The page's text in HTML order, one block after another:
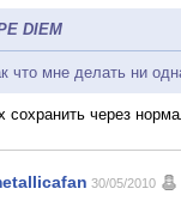
DIEM
что мне делать ни
сохранить через
30/05/2010